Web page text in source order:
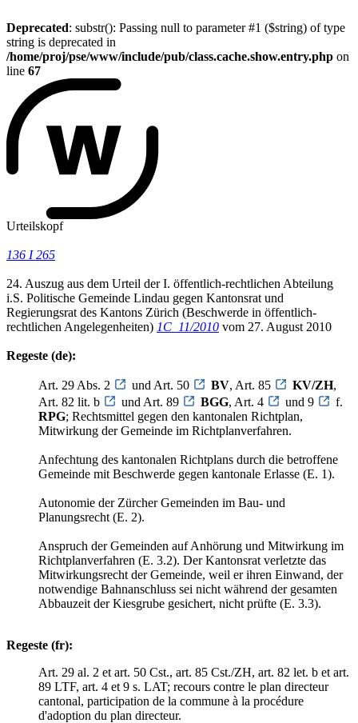
Deprecated: substr(): Passing null to parameter #1 ($string) of type
string is deprecated in
/home/proj/pse/www/include/pub/class.cache.show.entry.php on
line 67
Urteilskopf
136 I 265
24. Auszug aus dem Urteil der I. öffentlich-rechtlichen Abteilung
i.S. Politische Gemeinde Lindau gegen Kantonsrat und
Regierungsrat des Kantons Zürich (Beschwerde in öffentlich-
rechtlichen Angelegenheiten) 1C_11/2010 vom 27. August 2010
Regeste (de):
Art. 29 Abs. 2 und Art. 50 BV, Art. 85 KV/ZH,
Art. 82 lit. b
und Art. 89 BGG, Art. 4 und 9
f.
RPG; Rechtsmittel gegen den kantonalen Richtplan,
Mitwirkung der Gemeinde im Richtplanverfahren.
Anfechtung des kantonalen Richtplans durch die betroffene
Gemeinde mit Beschwerde gegen kantonale Erlasse (E. 1).
Autonomie der Zürcher Gemeinden im Bau- und
Planungsrecht (E. 2).
Anspruch der Gemeinden auf Anhörung und Mitwirkung im
Richtplanverfahren (E. 3.2). Der Kantonsrat verletzte das
Mitwirkungsrecht der Gemeinde, weil er ihren Einwand, der
notwendige Bahnanschluss sei nicht während der gesamten
Abbauzeit der Kiesgrube gesichert, nicht prüfte (E. 3.3).
Regeste (fr):
Art. 29 al. 2 et art. 50 Cst., art. 85 Cst./ZH, art. 82 let. b et art.
89 LTF, art. 4 et 9 s. LAT; recours contre le plan directeur
cantonal, participation de la commune à la procédure
d'adoption du plan directeur.